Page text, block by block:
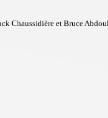
Chaussidière et Bruce